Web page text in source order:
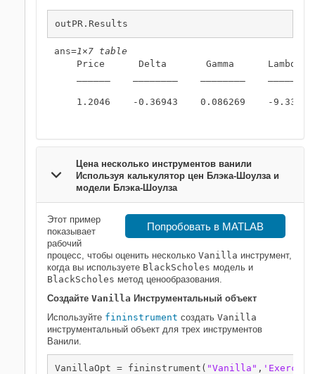
outPR.Results
ans=1×7 table
Price      Delta       Gamma      Lambda
1.2046    -0.36943    0.086269    -9.3396
Цена несколько инструментов ванили
Используя калькулятор цен Блэка-Шоулза и
модели Блэка-Шоулза
Попробовать в MATLAB
Этот пример
показывает
рабочий
процесс, чтобы оценить несколько Vanilla инструмент,
когда вы используете BlackScholes модель и
BlackScholes метод ценообразования.
Создайте Vanilla Инструментальный объект
Используйте fininstrument создать Vanilla
инструментальный объект для трех инструментов
Ванили.
VanillaOpt = fininstrument( "Vanilla" ,